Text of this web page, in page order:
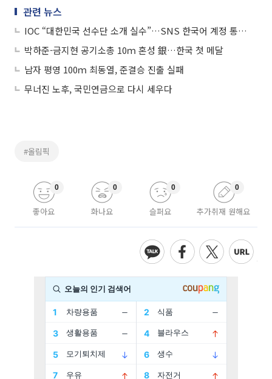
관련 뉴스
IOC “대한민국 선수단 소개 실수”…SNS 한국어 계정 통해 사과
박하준-금지현 공기소총 10ｍ 혼성 銀…한국 첫 메달
남자 평영 100ｍ 최동열, 준결승 진출 실패
무너진 노후, 국민연금으로 다시 세우다
#올림픽
좋아요
0
화나요
0
슬퍼요
0
추가취재 원해요
0